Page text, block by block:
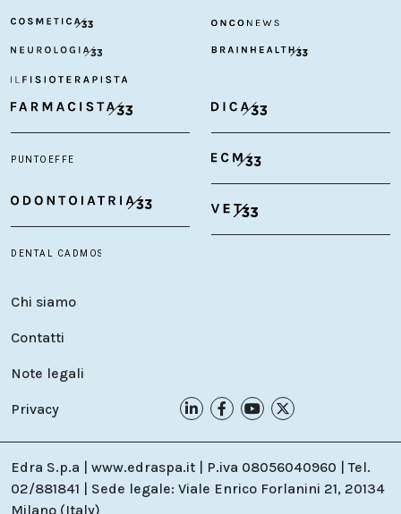
Chi siamo
Contatti
Note legali
Privacy
Edra S.p.a | www.edraspa.it | P.iva 08056040960 | Tel.
02/881841 | Sede legale: Viale Enrico Forlanini 21, 20134
Milano (Italy)